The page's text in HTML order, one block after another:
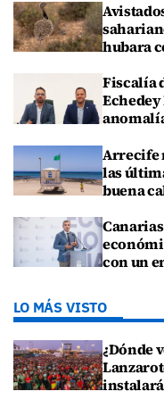
hubara
Fiscalía
Arrecife
las
buena
con un
LO MÁS VISTO
¿Dónde